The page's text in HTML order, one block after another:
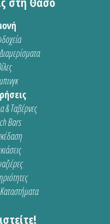
& Ταβέρνες
Bars